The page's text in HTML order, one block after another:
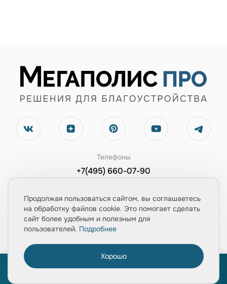
Телефоны
+7(495) 660-07-90
Электронная почта
zayavka@mpolis-pro.ru
Обратный звонок
Продолжая пользоваться сайтом, вы соглашаетесь
на обработку файлов cookie. Это помогает сделать
сайт более удобным и полезным для
пользователей. Подробнее
Хорошо